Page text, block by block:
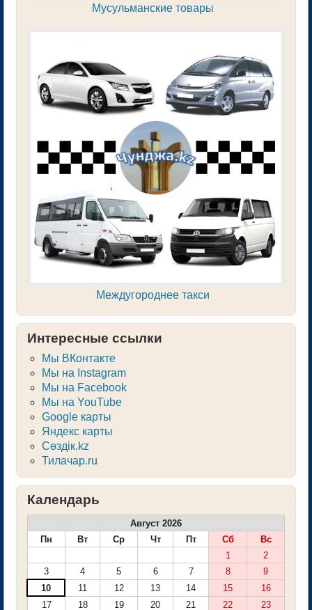
Мусульманские товары
Междугороднее такси
Интересные ссылки
Мы ВКонтакте
Мы на Instagram
Мы на Facebook
Мы на YouTube
Google карты
Яндекс карты
Сөздік.kz
Тилачар.ru
Календарь
Август 2026
Пн
Вт Ср Чт Пт Сб
Вс
1
2
3
4 5 6 7 8
9
10
11 12 13 14 15
16
17
18 19 20 21 22 23